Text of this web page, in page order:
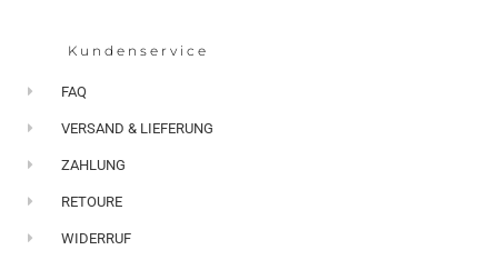
Kundenservice
FAQ
VERSAND & LIEFERUNG
ZAHLUNG
RETOURE
WIDERRUF